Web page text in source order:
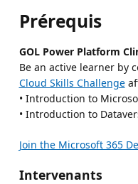
Prérequis
GOL Power Platform
Be an active learner by
Cloud Skills Challenge
• Introduction to
• Introduction to
Join the Microsoft 365
Intervenants